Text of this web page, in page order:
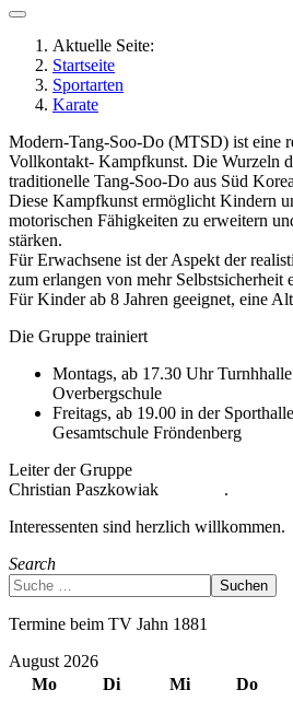
Aktuelle Seite:
Startseite
Sportarten
Karate
Modern-Tang-Soo-Do (MTSD) ist eine
Vollkontakt- Kampfkunst. Die Wurzeln
traditionelle Tang-Soo-Do aus Süd
Diese Kampfkunst ermöglicht Kindern
motorischen Fähigkeiten zu erweitern
stärken.
Für Erwachsene ist der Aspekt der
zum erlangen von mehr Selbstsicherheit
Für Kinder ab 8 Jahren geeignet, eine
Die Gruppe trainiert
Montags, ab 17.30 Uhr
Overbergschule
Freitags, ab 19.00 in der
Gesamtschule Fröndenberg
Leiter der Gruppe
Christian Paszkowiak .
Interessenten sind herzlich willkommen.
Search
Suchen
Termine beim TV Jahn 1881
August 2026
Mo
Di Mi Do